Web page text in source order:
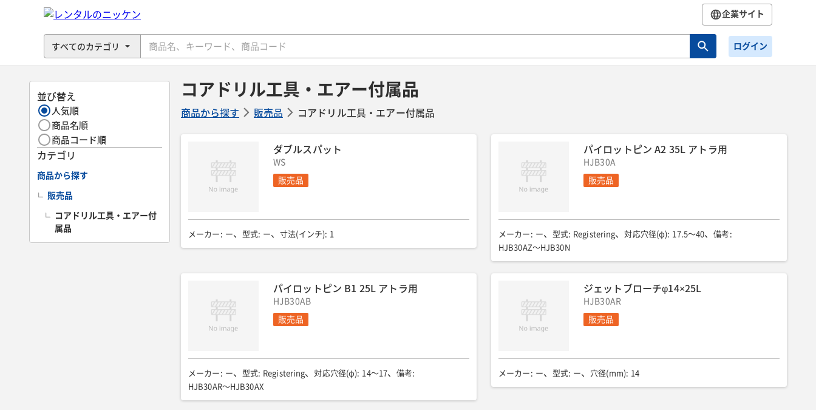
企業サイト
ログイン
並び替え
人気順
商品名順
商品コード順
カテゴリ
商品から探す
販売品
コアドリル工具・エアー付
属品
コアドリル工具・エアー付属品
商品から探す 販売品 コアドリル工具・エアー付属品
ダブルスパット
WS
販売品
メーカー : ー 型式: ー 寸法(インチ): 1
パイロットピン A2 35L アトラ用
HJB30A
販売品
メーカー : ー 型式: Registering 対応穴径(φ): 17.5〜40 備考 :
HJB30AZ〜HJB30N
パイロットピン B1 25L アトラ用
HJB30AB
販売品
メーカー : ー 型式: Registering 対応穴径(φ): 14〜17 備考:
HJB30AR〜HJB30AX
ジェットブローチφ14×25L
HJB30AR
販売品
メーカー : ー 型式: ー 穴径(mm): 14